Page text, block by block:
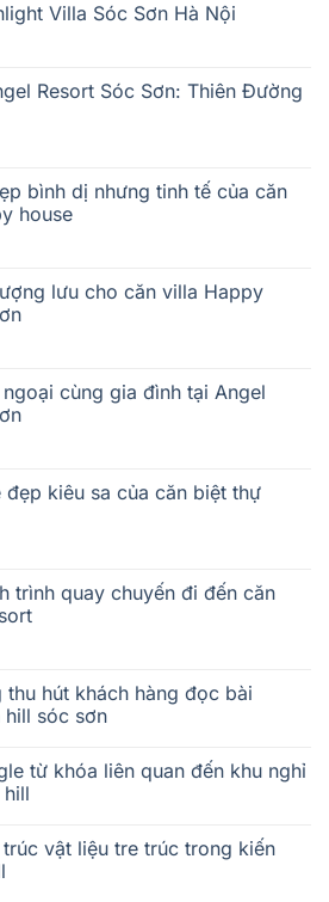
Villa Sóc Sơn Hà Nội
Resort Sóc Sơn: Thiên Đường
bình dị nhưng tinh tế của căn
house
lưu cho căn villa Happy
cùng gia đình tại Angel
đẹp kiêu sa của căn biệt thự
trình quay chuyến đi đến căn
thu hút khách hàng đọc bài
hill sóc sơn
từ khóa liên quan đến khu nghỉ
vật liệu tre trúc trong kiến